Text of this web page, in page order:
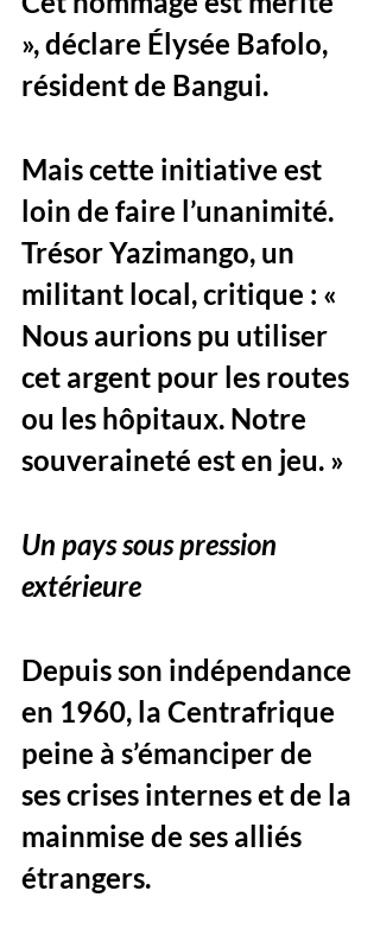
», déclare Élysée Bafolo,
résident de Bangui.
Mais cette initiative est
loin de faire l’unanimité.
Trésor Yazimango, un
militant local, critique : «
Nous aurions pu utiliser
cet argent pour les routes
ou les hôpitaux. Notre
souveraineté est en jeu. »
Un pays sous pression
extérieure
Depuis son indépendance
en 1960, la Centrafrique
peine à s’émanciper de
ses crises internes et de la
mainmise de ses alliés
étrangers.